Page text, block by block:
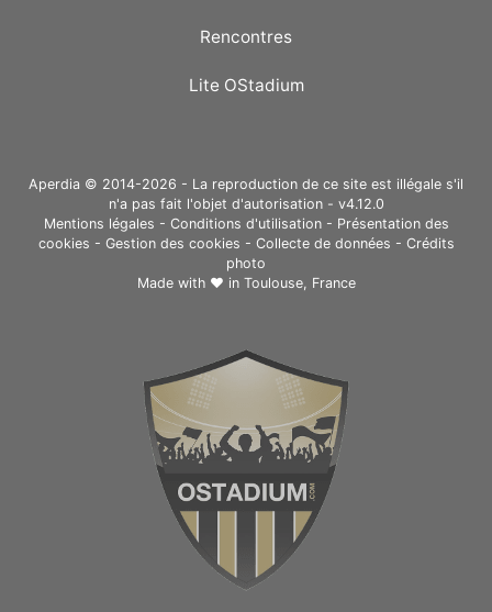
Rencontres
Lite OStadium
Aperdia © 2014-2026 - La reproduction de ce site est illégale s'il
n'a pas fait l'objet d'autorisation - v4.12.0
Mentions légales - Conditions d'utilisation- Présentation des
cookies - Gestion des cookies - Collecte de données - Crédits
photo
Made with ❤ in Toulouse, France